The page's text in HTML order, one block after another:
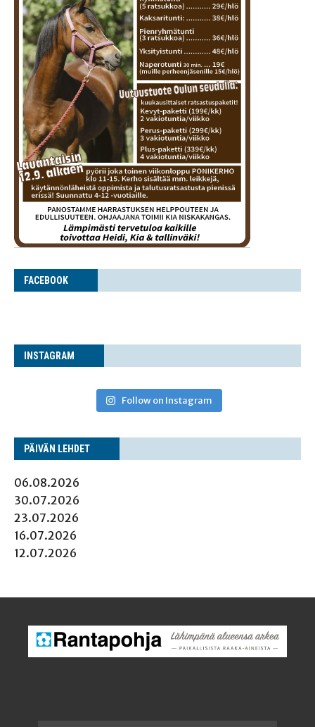
FACE­BOOK
INS­TA­GRAM
Follow on Instagram
PÄI­VÄN LEHDET
06.08.2026
30.07.2026
23.07.2026
16.07.2026
12.07.2026